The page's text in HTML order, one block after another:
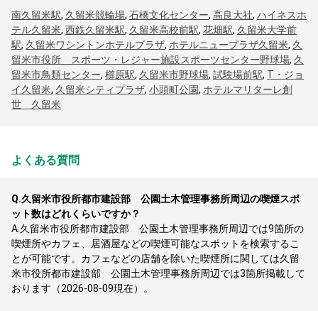
南久留米駅, 久留米競輪場, 石橋文化センター, 高良大社, ハイネスホ
テル久留米, 西鉄久留米駅, 久留米高校前駅, 花畑駅, 久留米大学前
駅, 久留米ワシントンホテルプラザ, ホテルニュープラザ久留米, 久
留米市役所 スポーツ・レジャー施設スポーツセンター野球場, 久
留米市鳥類センター, 櫛原駅, 久留米市野球場, 試験場前駅, T・ジョ
イ久留米, 久留米シティプラザ, 小頭町公園, ホテルマリターレ創
世 久留米
よくある質問
Q.久留米市役所都市建設部 公園土木管理事務所周辺の喫煙スポ
ット数はどれくらいですか？
A. 久留米市役所都市建設部 公園土木管理事務所周辺では9箇所の
喫煙所やカフェ、居酒屋などの喫煙可能なスポットを検索するこ
とが可能です。カフェなどの店舗を除いた喫煙所に関しては久留
米市役所都市建設部 公園土木管理事務所周辺では3箇所掲載して
おります（2026-08-09現在）。